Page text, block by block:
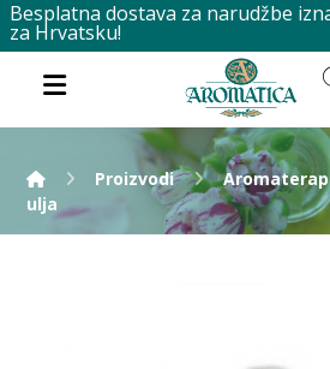
Besplatna dostava za narudžbe
za Hrvatsku!
Proizvodi
ulja